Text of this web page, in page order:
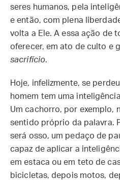
seres humanos, pela
e então, com plena
volta a Ele. A essa ação de
oferecer, em ato de culto e
sacrifício.
Hoje, infelizmente, se
homem tem uma
Um cachorro, por exemplo,
sentido próprio da palavra.
será osso, um pedaço de
capaz de aplicar a
em estaca ou em teto de
bicicletas, depois motos,